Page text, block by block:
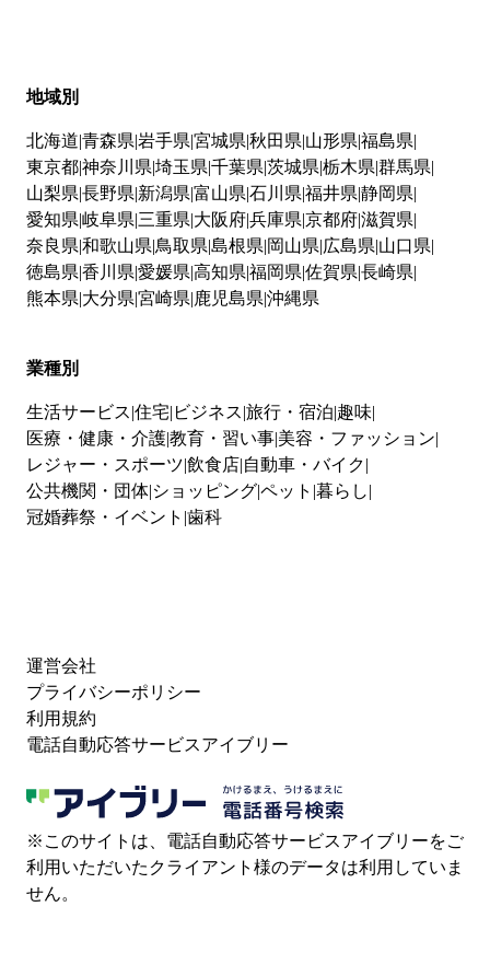
地域別
北海道 青森県 岩手県 宮城県 秋田県 山形県 福島県
東京都神奈川県 埼玉県 千葉県 茨城県 栃木県 群馬県
山梨県 長野県 新潟県 富山県 石川県 福井県 静岡県
愛知県 岐阜県 三重県 大阪府兵庫県 京都府滋賀県
奈良県 和歌山県 鳥取県 島根県 岡山県 広島県 山口県
徳島県 香川県 愛媛県 高知県 福岡県 佐賀県 長崎県
熊本県 大分県 宮崎県 鹿児島県 沖縄県
業種別
生活サービス 住宅 ビジネス 旅行・宿泊 趣味
医療・健康・介護教育・習い事 美容・ファッション
レジャー・スポーツ 飲食店 自動車・バイク
公共機関・団体 ショッピングペット 暮らし
冠婚葬祭・イベント 歯科
運営会社
プライバシーポリシー
利用規約
電話自動応答サービスアイブリー
※このサイトは、電話自動応答サービスアイブリーをご
利用いただいたクライアント様のデータは利用していま
せん。